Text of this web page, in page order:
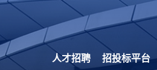
人才招聘 招投标平台